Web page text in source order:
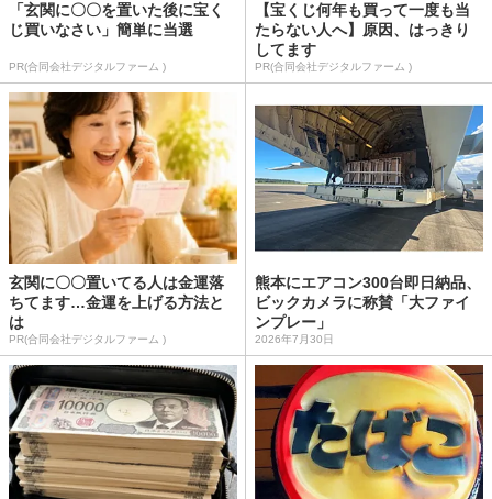
「玄関に〇〇を置いた後に宝く
じ買いなさい」簡単に当選
PR(合同会社デジタルファーム )
【宝くじ何年も買って一度も当
たらない人へ】原因、はっきり
してます
PR(合同会社デジタルファーム )
玄関に〇〇置いてる人は金運落
ちてます…金運を上げる方法と
は
PR(合同会社デジタルファーム )
熊本にエアコン300台即日納品、
ビックカメラに称賛「大ファイ
ンプレー」
2026年7月30日